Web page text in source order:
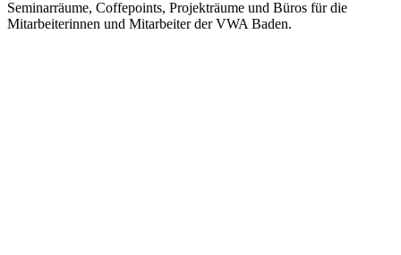
Seminarräume, Coffepoints, Projekträume und Büros für die
Mitarbeiterinnen und Mitarbeiter der VWA Baden.